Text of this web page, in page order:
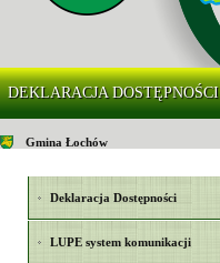
DEKLARACJA DOSTĘPNOŚCI
Gmina Łochów
Deklaracja Dostępności
LUPE system komunikacji